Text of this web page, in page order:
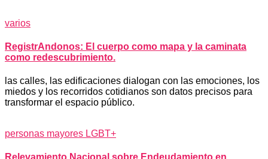
varios
RegistrAndonos: El cuerpo como mapa y la caminata
como redescubrimiento.
las calles, las edificaciones dialogan con las emociones, los
miedos y los recorridos cotidianos son datos precisos para
transformar el espacio público.
personas mayores LGBT+